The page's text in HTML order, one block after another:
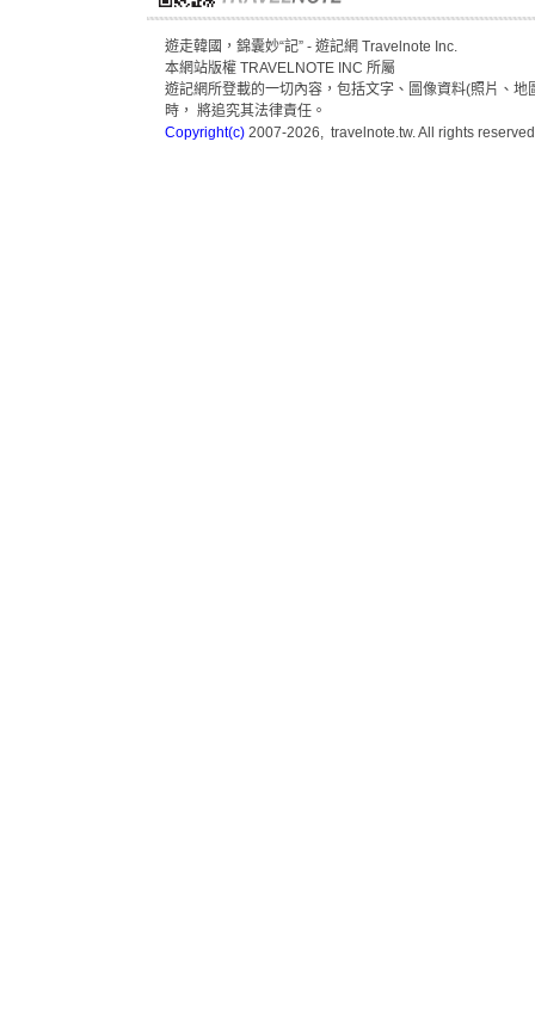
遊走韓國，錦囊妙“記” - 遊記網 Travelnote Inc.
本網站版權 TRAVELNOTE INC 所屬
遊記網所登載的一切內容，包括文字、圖像資料(照片、
時， 將追究其法律責任。
Copyright(c)2007-2026, travelnote.tw. All rights